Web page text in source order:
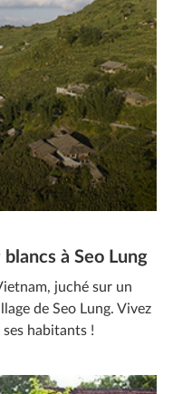
à Seo Lung
juché sur un
de Seo Lung. Vivez
habitants !